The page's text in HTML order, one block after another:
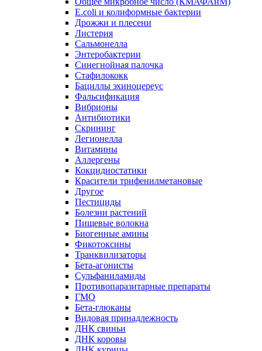
E.coli и колиформные бактерии
Дрожжи и плесени
Листерия
Сальмонелла
Энтеробактерии
Синегнойная палочка
Стафилококк
Бациллы эхиноцереус
Фальсификация
Вибрионы
Антибиотики
Скрининг
Легионелла
Витамины
Аллергены
Кокцидиостатики
Красители трифенилметановые
Другое
Пестициды
Болезни растений
Пищевые волокна
Биогенные амины
Фикотоксины
Транквилизаторы
Бета-агонисты
Сульфаниламиды
Противопаразитарные препараты
ГМО
Бета-глюканы
Видовая принадлежность
ДНК свиньи
ДНК коровы